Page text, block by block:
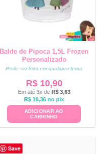
Balde de Pipoca 1,5L Frozen
Personalizado
Pode ser feito em qualquer tema
R$10,90
Em até 3x de R$3,63
R$ 10,36 no pix
ADICIONAR AO
CARRINHO
Save